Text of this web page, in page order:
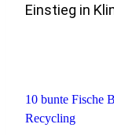
Einstieg in
10 bunte Fische
Recycling